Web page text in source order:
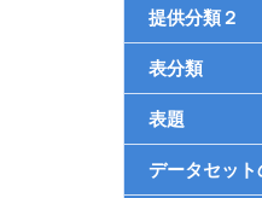
提供分類２
表分類
表題
データセット